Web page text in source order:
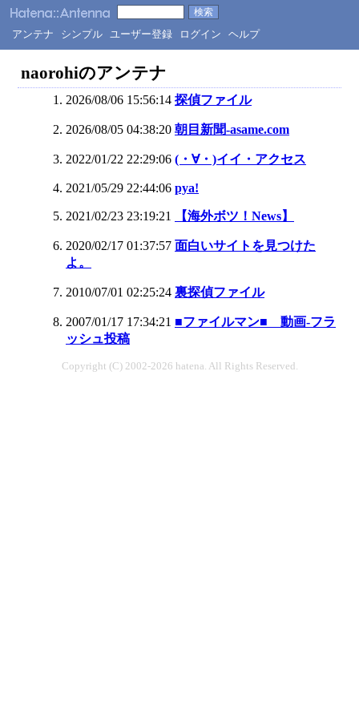
アンテナ シンプル ユーザー登録 ログイン ヘルプ
naorohiのアンテナ
2026/08/06 15:56:14 探偵ファイル
2026/08/05 04:38:20 朝目新聞-asame.com
2022/01/22 22:29:06 (・∀・)イイ・アクセス
2021/05/29 22:44:06 pya!
2021/02/23 23:19:21 【海外ボツ！News】
2020/02/17 01:37:57 面白いサイトを見つけた
よ。
2010/07/01 02:25:24 裏探偵ファイル
2007/01/17 17:34:21 ■ファイルマン■ 動画-フラ
ッシュ投稿
Copyright (C) 2002-2026 hatena. All Rights Reserved.